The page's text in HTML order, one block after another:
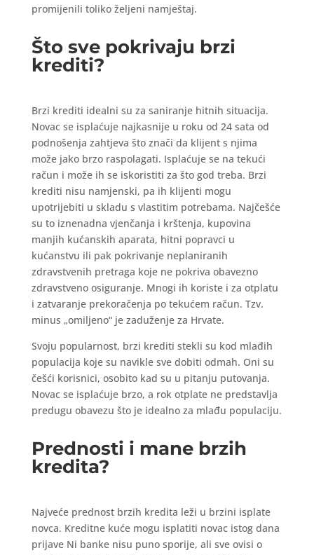
promijenili toliko željeni namještaj.
Što sve pokrivaju brzi
krediti?
Brzi krediti idealni su za saniranje hitnih situacija.
Novac se isplaćuje najkasnije u roku od 24 sata od
podnošenja zahtjeva što znači da klijent s njima
može jako brzo raspolagati. Isplaćuje se na tekući
račun i može ih se iskoristiti za što god treba. Brzi
krediti nisu namjenski, pa ih klijenti mogu
upotrijebiti u skladu s vlastitim potrebama. Najčešće
su to iznenadna vjenčanja i krštenja, kupovina
manjih kućanskih aparata, hitni popravci u
kućanstvu ili pak pokrivanje neplaniranih
zdravstvenih pretraga koje ne pokriva obavezno
zdravstveno osiguranje. Mnogi ih koriste i za otplatu
i zatvaranje prekoračenja po tekućem račun. Tzv.
minus „omiljeno“ je zaduženje za Hrvate.
Svoju popularnost, brzi krediti stekli su kod mlađih
populacija koje su navikle sve dobiti odmah. Oni su
češći korisnici, osobito kad su u pitanju putovanja.
Novac se isplaćuje brzo, a rok otplate ne predstavlja
predugu obavezu što je idealno za mlađu populaciju.
Prednosti i mane brzih
kredita?
Najveće prednost brzih kredita leži u brzini isplate
novca. Kreditne kuće mogu isplatiti novac istog dana
prijave Ni banke nisu puno sporije, ali sve ovisi o